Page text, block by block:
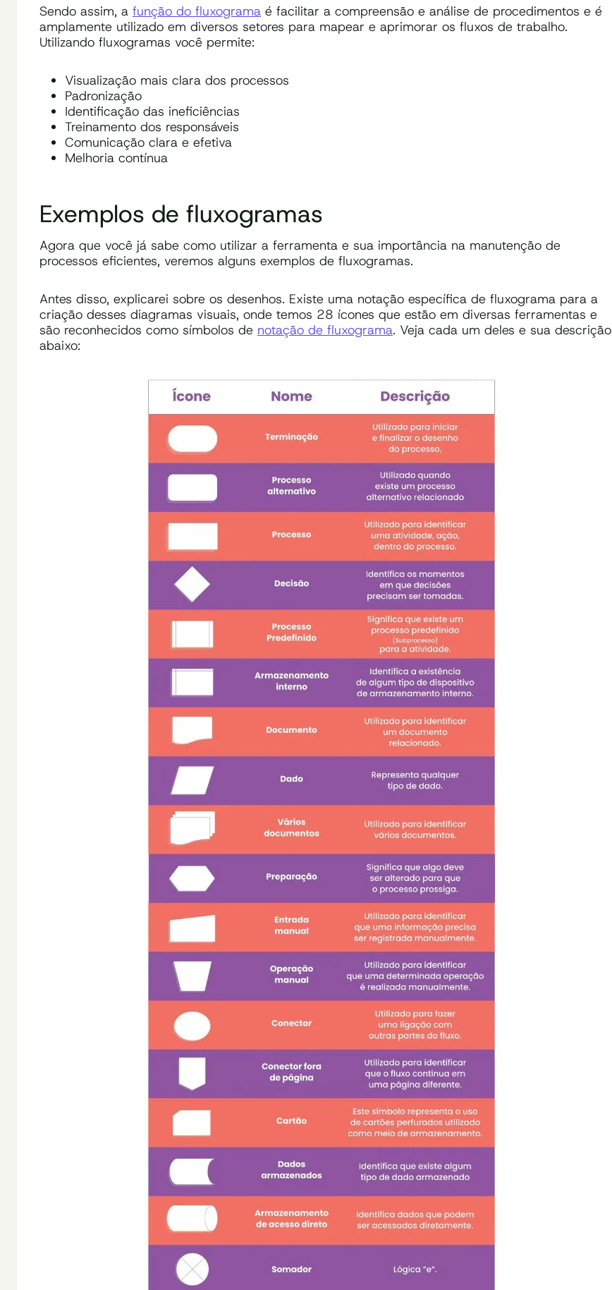
Sendo assim, a função do fluxograma é facilitar a compreensão e análise de procedimentos e é
amplamente utilizado em diversos setores para mapear e aprimorar os fluxos de trabalho.
Utilizando fluxogramas você permite:
Visualização mais clara dos processos
Padronização
Identificação das ineficiências
Treinamento dos responsáveis
Comunicação clara e efetiva
Melhoria contínua
Exemplos de fluxogramas
Agora que você já sabe como utilizar a ferramenta e sua importância na manutenção de
processos eficientes, veremos alguns exemplos de fluxogramas.
Antes disso, explicarei sobre os desenhos. Existe uma notação específica de fluxograma para a
criação desses diagramas visuais, onde temos 28 ícones que estão em diversas ferramentas e
são reconhecidos como símbolos de notação de fluxograma. Veja cada um deles e sua descrição
abaixo: